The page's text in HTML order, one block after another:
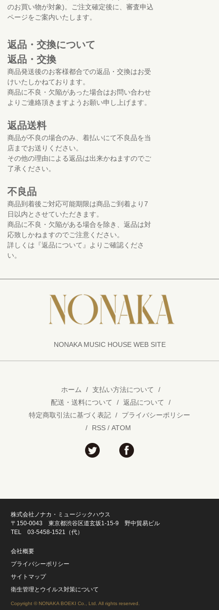
のお買い物が対象)。ご注文確定後に、審査申込
ページをご案内いたします。
返品・交換について
返品・交換
商品発送後のお客様都合での返品・交換はお受
けいたしかねております。
商品に不良・欠陥があった場合はお問い合わせ
よりご連絡頂きますようお願い申し上げます。
返品送料
商品が不良の場合のみ、着払いにて不良品を当
店までお送りください。
その他の理由による返品は出来かねますのでご
了承ください。
不良品
商品到着後ご対応可能期限は商品ご到着より7
日以内とさせていただきます。
商品に不良・欠陥がある場合を除き、返品は対
応致しかねますのでご注意ください。
詳しくは『返品について』よりご確認くださ
い。
NONAKA MUSIC HOUSE WEB SITE
ホーム / 支払い方法について
/
配送・送料について
/ 返品について
/
特定商取引法に基づく表記 /
プライバシーポリシー
/
RSS / ATOM
株式会社ノナカ・ミュージックハウス
〒150-0043 東京都渋谷区道玄坂1-15-9 野中貿易ビル
TEL 03-5458-1521（代）
会社概要
プライバシーポリシー
サイトマップ
衛生管理とウイルス対策について
Copyright © NONAKA BOEKI Co., Ltd. All rights reserved.